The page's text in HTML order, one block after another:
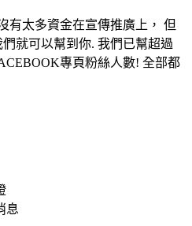
有太多資金在宣傳推廣上， 但
就可以幫到你. 我們已幫超過
專頁粉絲人數! 全部都
息